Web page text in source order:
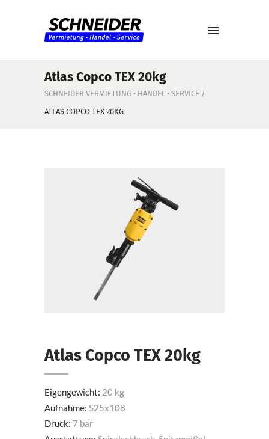
Atlas Copco TEX 20kg
SCHNEIDER VERMIETUNG • HANDEL • SERVICE /
ATLAS COPCO TEX 20KG
Atlas Copco TEX 20kg
Eigengewicht: 20 kg
Aufnahme: S25x108
Druck: 7 bar